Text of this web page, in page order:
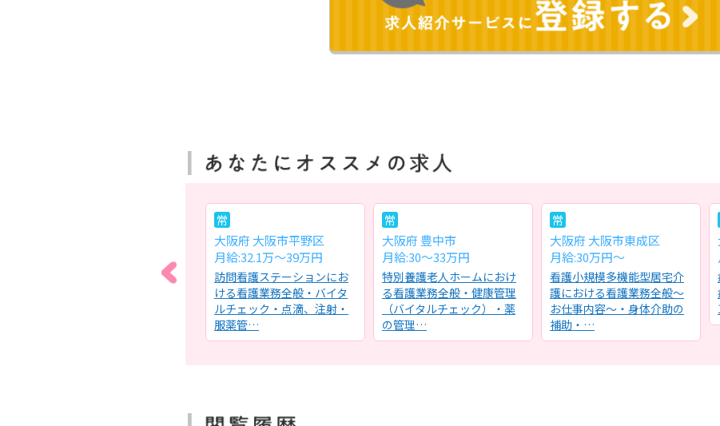
介護老人保健施設における
常
大阪府 大阪市平野区
月給:32.1万～39万円
訪問看護ステーションにお
ける看護業務全般・バイタ
ルチェック・点滴、注射・
服薬管…
常
大阪府 豊中市
月給:30～33万円
特別養護老人ホームにおけ
る看護業務全般・健康管理
（バイタルチェック）・薬
の管理…
常
大阪府 大阪市東成区
月給:30万円～
看護小規模多機能型居宅介
護における看護業務全般～
お仕事内容～・身体介助の
補助・…